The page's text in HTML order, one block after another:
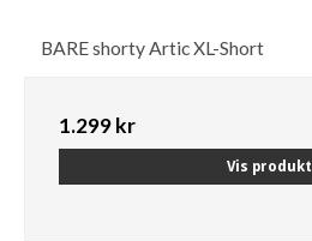
BARE shorty Artic XL-Short
1.299 kr
Vis produkt